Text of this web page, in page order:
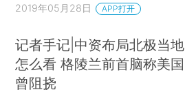
2019年05月28日 APP打开
记者手记|中资布局北极当地
怎么看 格陵兰前首脑称美国
曾阻挠